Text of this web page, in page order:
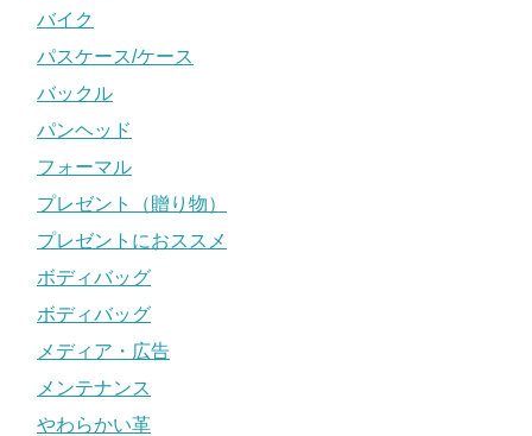
バイク
パスケース/ケース
バックル
パンヘッド
フォーマル
プレゼント（贈り物）
プレゼントにおススメ
ボディバッグ
ボディバッグ
メディア・広告
メンテナンス
やわらかい革